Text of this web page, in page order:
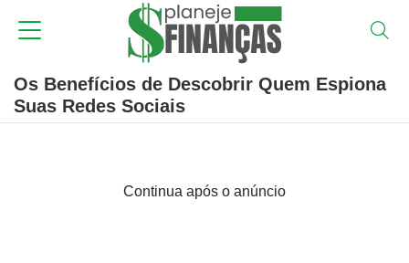
Os Benefícios de Descobrir Quem Espiona
Suas Redes Sociais
Continua após o anúncio